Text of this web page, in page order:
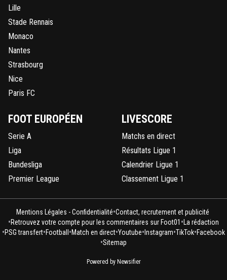
Lille
Stade Rennais
Monaco
Nantes
Strasbourg
Nice
Paris FC
FOOT EUROPÉEN
Serie A
Liga
Bundesliga
Premier League
LIVESCORE
Matchs en direct
Résultats Ligue 1
Calendrier Ligue 1
Classement Ligue 1
Mentions Légales - Confidentialité•Contact, recrutement et publicité
•Retrouvez votre compte pour les commentaires sur Foot01 • La rédaction
•PSG transfert•Football •Match en direct•Youtube• Instagram•TikTok•Facebook
•Sitemap
Powered by Newsifier